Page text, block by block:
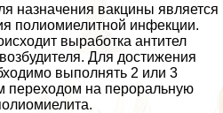
назначения вакцины является
полиомиелитной инфекции.
выработка антител
Для достижения
выполнять 2 или 3
переходом на перopaльную